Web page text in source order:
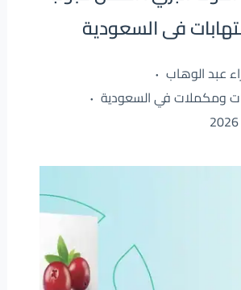
فى السعودية
عبد الوهاب
ومكملات في السعودية